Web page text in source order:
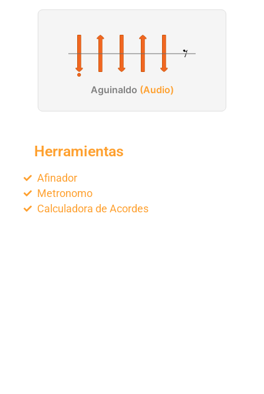
Aguinaldo (Audio)
Herramientas
Afinador
Metronomo
Calculadora de Acordes